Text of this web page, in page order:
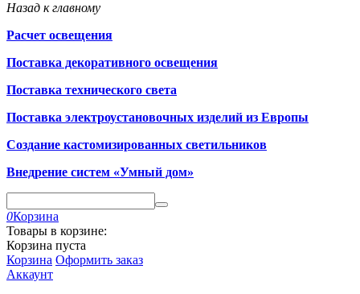
Назад к главному
Расчет освещения
Поставка декоративного освещения
Поставка технического света
Поставка электроустановочных изделий из Европы
Создание кастомизированных светильников
Внедрение систем «Умный дом»
0Корзина
Товары в корзине:
Корзина пуста
Корзина Оформить заказ
Аккаунт